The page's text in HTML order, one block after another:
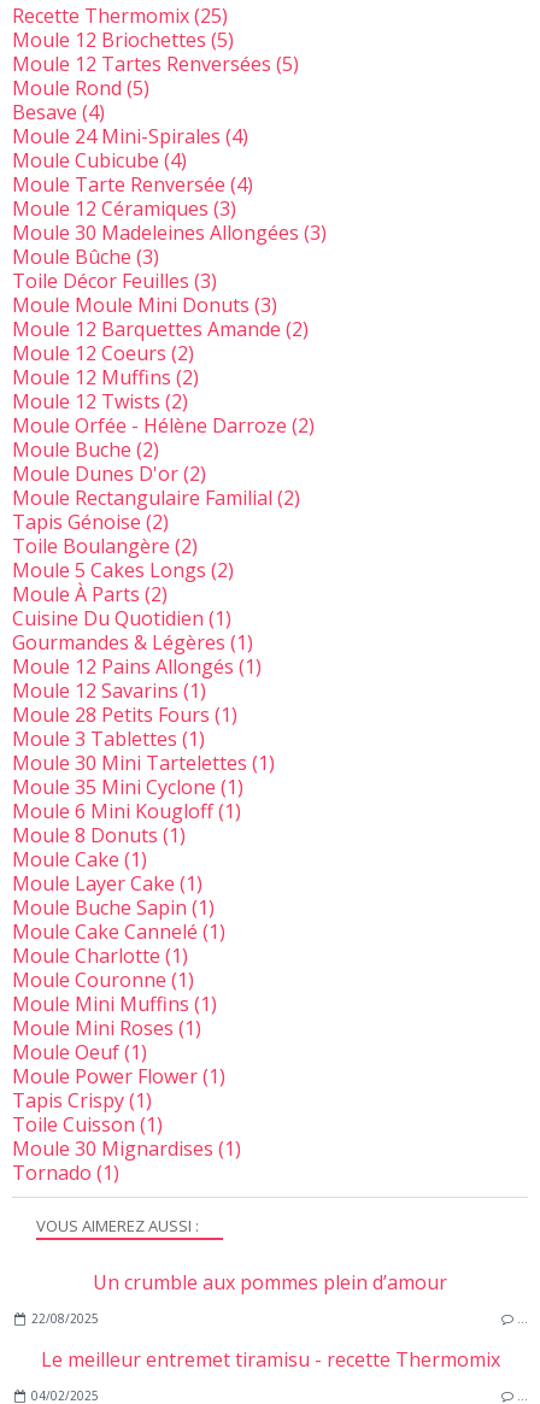
VOUS AIMEREZ AUSSI :
Un crumble aux pommes plein d’amour
22/08/2025 …
Le meilleur entremet tiramisu - recette Thermomix
04/02/2025 …
Recette Thermomix(25)
Moule 12 Briochettes (5)
Moule 12 Tartes Renversées (5)
Moule Rond (5)
Besave (4)
Moule 24 Mini-Spirales (4)
Moule Cubicube (4)
Moule Tarte Renversée (4)
Moule 12 Céramiques (3)
Moule 30 Madeleines Allongées (3)
Moule Bûche (3)
Toile Décor Feuilles (3)
Moule Moule Mini Donuts (3)
Moule 12 Barquettes Amande (2)
Moule 12 Coeurs (2)
Moule 12 Muffins (2)
Moule 12 Twists (2)
Moule Orfée - Hélène Darroze (2)
Moule Buche (2)
Moule Dunes D'or(2)
Moule Rectangulaire Familial (2)
Tapis Génoise (2)
Toile Boulangère (2)
Moule 5 Cakes Longs (2)
Moule À Parts (2)
Cuisine Du Quotidien (1)
Gourmandes & Légères (1)
Moule 12 Pains Allongés (1)
Moule 12 Savarins (1)
Moule 28 Petits Fours (1)
Moule 3 Tablettes (1)
Moule 30 Mini Tartelettes (1)
Moule 35 Mini Cyclone (1)
Moule 6 Mini Kougloff(1)
Moule 8 Donuts (1)
Moule Cake (1)
Moule Layer Cake (1)
Moule Buche Sapin (1)
Moule Cake Cannelé (1)
Moule Charlotte (1)
Moule Couronne (1)
Moule Mini Muffins (1)
Moule Mini Roses (1)
Moule Oeuf(1)
Moule Power Flower(1)
Tapis Crispy(1)
Toile Cuisson (1)
Moule 30 Mignardises (1)
Tornado (1)